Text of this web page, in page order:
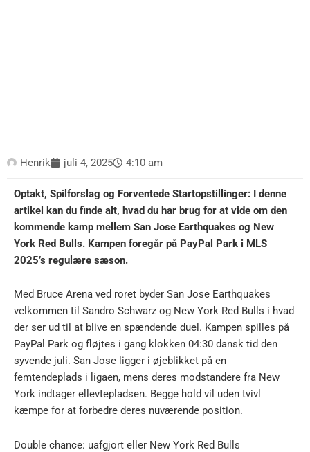
Henrik juli 4, 2025 4:10 am
Optakt, Spilforslag og Forventede Startopstillinger: I denne
artikel kan du finde alt, hvad du har brug for at vide om den
kommende kamp mellem San Jose Earthquakes og New
York Red Bulls. Kampen foregår på PayPal Park i MLS
2025’s regulære sæson.
Med Bruce Arena ved roret byder San Jose Earthquakes
velkommen til Sandro Schwarz og New York Red Bulls i hvad
der ser ud til at blive en spændende duel. Kampen spilles på
PayPal Park og fløjtes i gang klokken 04:30 dansk tid den
syvende juli. San Jose ligger i øjeblikket på en
femtendeplads i ligaen, mens deres modstandere fra New
York indtager ellevtepladsen. Begge hold vil uden tvivl
kæmpe for at forbedre deres nuværende position.
Double chance: uafgjort eller New York Red Bulls